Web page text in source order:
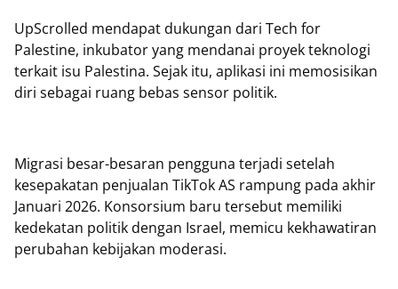
UpScrolled mendapat dukungan dari Tech for
Palestine, inkubator yang mendanai proyek teknologi
terkait isu Palestina. Sejak itu, aplikasi ini memosisikan
diri sebagai ruang bebas sensor politik.
Migrasi besar-besaran pengguna terjadi setelah
kesepakatan penjualan TikTok AS rampung pada akhir
Januari 2026. Konsorsium baru tersebut memiliki
kedekatan politik dengan Israel, memicu kekhawatiran
perubahan kebijakan moderasi.